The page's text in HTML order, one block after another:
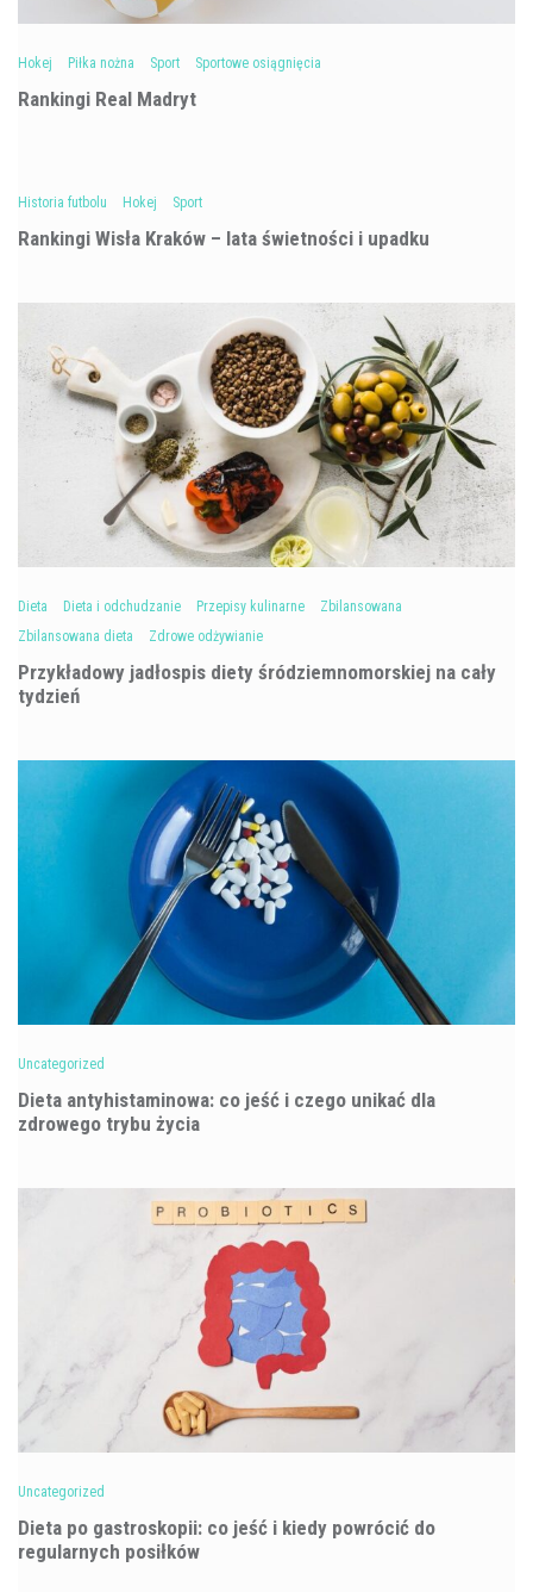
Hokej Piłka nożna Sport Sportowe osiągnięcia
Rankingi Real Madryt
Historia futbolu Hokej Sport
Rankingi Wisła Kraków – lata świetności i upadku
Dieta Dieta i odchudzanie Przepisy kulinarne
Zbilansowana
Zbilansowana dieta
Zdrowe odżywianie
Przykładowy jadłospis diety śródziemnomorskiej na cały
tydzień
Uncategorized
Dieta antyhistaminowa: co jeść i czego unikać dla
zdrowego trybu życia
Uncategorized
Dieta po gastroskopii: co jeść i kiedy powrócić do
regularnych posiłków